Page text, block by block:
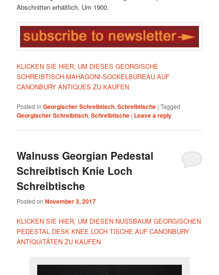
Abschnitten erhältlich. Um 1900.
KLICKEN SIE HIER, UM DIESES GEORGISCHE
SCHREIBTISCH-MAHAGONI-SOCKELBUREAU AUF
CANONBURY ANTIQUES ZU KAUFEN
Posted in Georgischer Schreibtisch,Schreibtische |Tagged
Georgischer Schreibtisch,Schreibtische | Leave a reply
Walnuss Georgian Pedestal
Schreibtisch Knie Loch
Schreibtische
Posted onNovember 3, 2017
KLICKEN SIE HIER, UM DIESEN NUSSBAUM GEORGISCHEN
PEDESTAL DESK KNEE LOCH TISCHE AUF CANONBURY
ANTIQUITÄTEN ZU KAUFEN